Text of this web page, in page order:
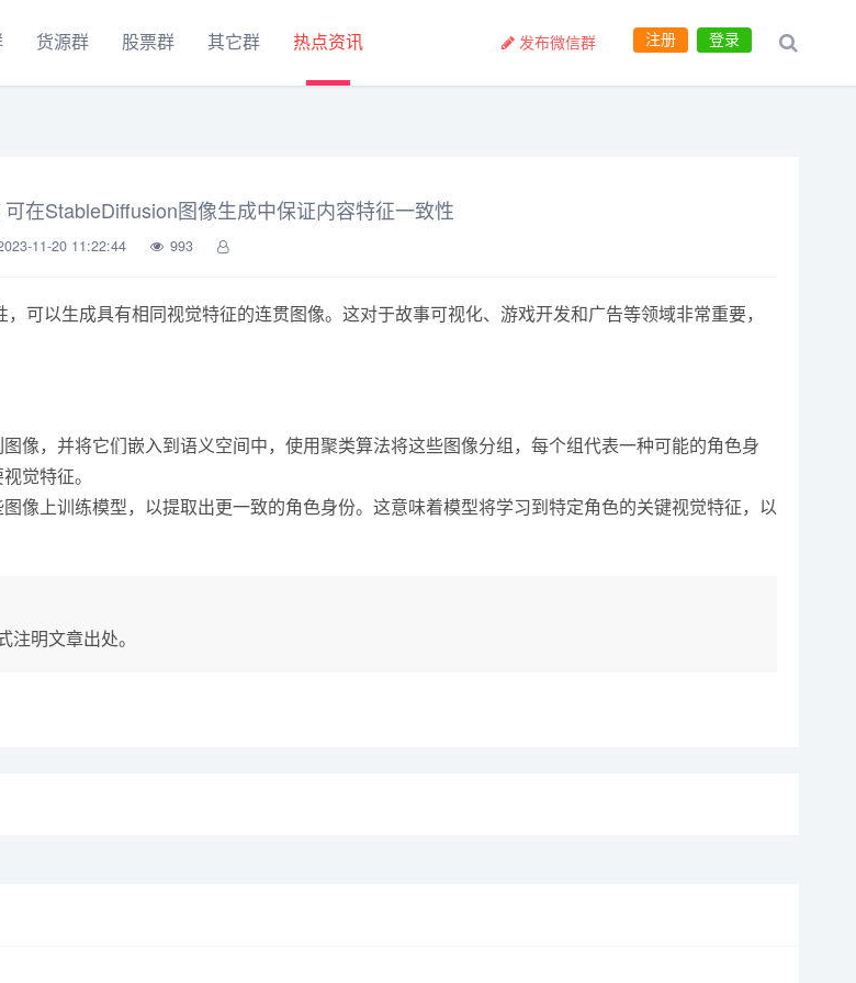
货源群 股票群 其它群 热点资讯 登录
注册
发布微信群
在StableDiffusion图像生成中保证内容特征一致性
11-20 11:22:44 993
可以生成具有相同视觉特征的连贯图像。这对于故事可视化、游戏开发和广告等领域非常重要，
像，并将它们嵌入到语义空间中，使用聚类算法将这些图像分组，每个组代表一种可能的角色身
觉特征。
像上训练模型，以提取出更一致的角色身份。这意味着模型将学习到特定角色的关键视觉特征，以
注明文章出处。